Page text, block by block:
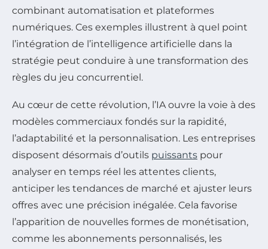
combinant automatisation et plateformes
numériques. Ces exemples illustrent à quel point
l’intégration de l’intelligence artificielle dans la
stratégie peut conduire à une transformation des
règles du jeu concurrentiel.
Au cœur de cette révolution, l’IA ouvre la voie à des
modèles commerciaux fondés sur la rapidité,
l’adaptabilité et la personnalisation. Les entreprises
disposent désormais d’outils puissants pour
analyser en temps réel les attentes clients,
anticiper les tendances de marché et ajuster leurs
offres avec une précision inégalée. Cela favorise
l’apparition de nouvelles formes de monétisation,
comme les abonnements personnalisés, les